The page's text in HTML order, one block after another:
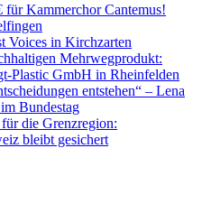
Kammerchor Cantemus!
Voices in Kirchzarten
Mehrwegprodukt:
Plastic GmbH in Rheinfelden
entstehen“ – Lena
Bundestag
die Grenzregion:
bleibt gesichert